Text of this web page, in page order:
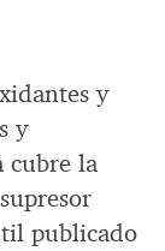
y
y
cubre la
publicado